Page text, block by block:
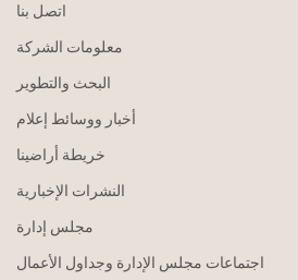
اتصل بنا
معلومات الشركة
البحث والتطوير
أخبار ووسائط إعلام
خريطة أراضينا
النشرات الإخبارية
مجلس إدارة
اجتماعات مجلس الإدارة وجداول الأعمال